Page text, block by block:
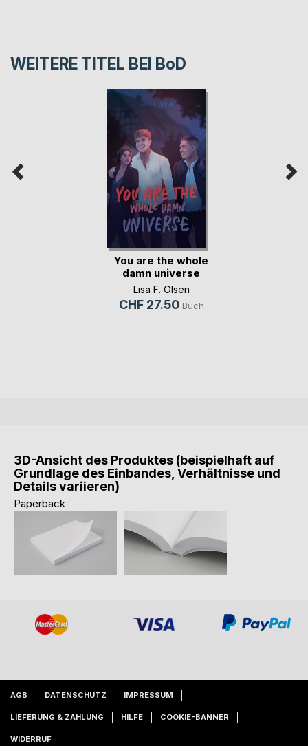
WEITERE TITEL BEI BoD
You are the whole
damn universe
Lisa F. Olsen
CHF 27.50 Buch
3D-Ansicht des Produktes (beispielhaft auf
Grundlage des Einbandes, Verhältnisse und
Details variieren)
Paperback
AGB DATENSCHUTZ IMPRESSUM
LIEFERUNG & ZAHLUNG HILFE COOKIE-BANNER
WIDERRUF